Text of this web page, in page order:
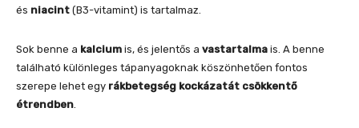
és niacint (B3-vitamint) is tartalmaz.
Sok benne a kalcium is, és jelentős a vastartalma is. A benne
található különleges tápanyagoknak köszönhetően fontos
szerepe lehet egy rákbetegség kockázatát csökkentő
étrendben